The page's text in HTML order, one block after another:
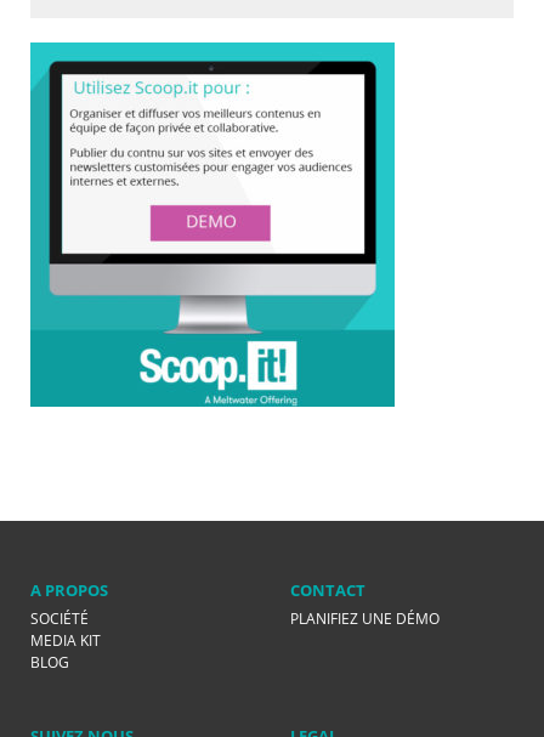
A PROPOS
SOCIÉTÉ
MEDIA KIT
BLOG
CONTACT
PLANIFIEZ UNE DÉMO